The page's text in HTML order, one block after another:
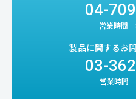
04-
営業時間
製品に関するお
03-
営業時間